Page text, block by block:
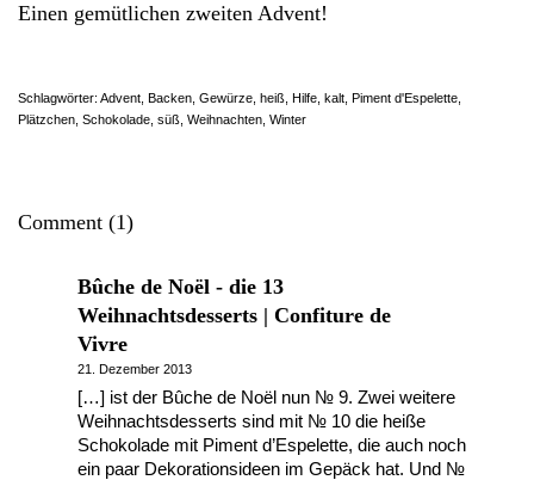
Einen gemütlichen zweiten Advent!
Schlagwörter: Advent Backen Gewürze heiß Hilfe kalt Piment d'Espelette
Plätzchen Schokolade süß Weihnachten Winter
Comment (1)
Bûche de Noël - die 13
Weihnachtsdesserts | Confiture de
Vivre
21. Dezember 2013
[…] ist der Bûche de Noël nun № 9. Zwei weitere
Weihnachtsdesserts sind mit № 10 die heiße
Schokolade mit Piment d’Espelette, die auch noch
ein paar Dekorationsideen im Gepäck hat. Und №